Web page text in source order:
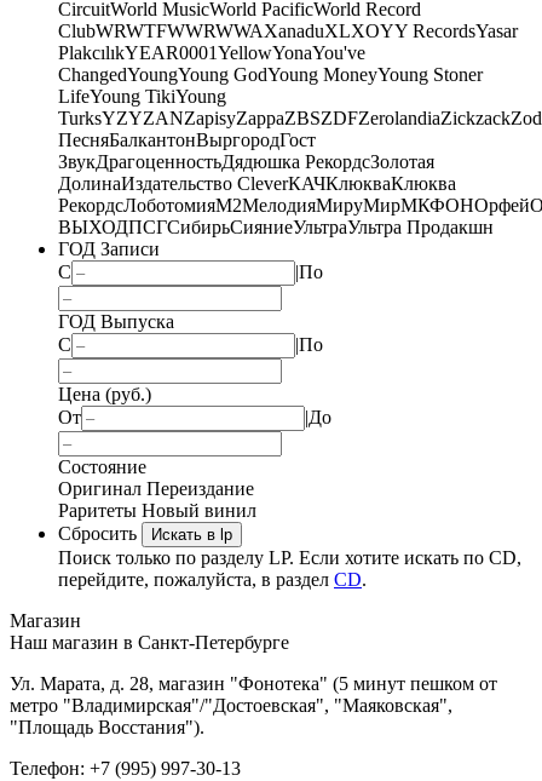
CircuitWorld MusicWorld PacificWorld Record
ClubWRWTFWWRWWAXanaduXLXOYY RecordsYasar
PlakcılıkYEAR0001YellowYonaYou've
ChangedYoungYoung GodYoung MoneyYoung Stoner
LifeYoung TikiYoung
TurksYZYZANZapisyZappaZBSZDFZerolandiaZickzack
ПесняБалкантонВыргородГост
ЗвукДрагоценностьДядюшка РекордсЗолотая
ДолинаИздательство CleverКАЧКлюкваКлюква
РекордсЛоботомияМ2МелодияМируМирМКФОНОрфей
ВЫХОДПСГСибирьСияниеУльтраУльтра Продакшн
ГОД Записи
С
|По
ГОД Выпуска
С
|По
Цена (руб.)
От
|До
Состояние
Оригинал Переиздание
Раритеты Новый винил
Сбросить
Искать в lp
Поиск только по разделу LP. Если хотите искать по CD,
перейдите, пожалуйста, в раздел CD.
Магазин
Наш магазин в Санкт-Петербурге
Ул. Марата, д. 28, магазин "Фонотека" (5 минут пешком от
метро "Владимирская"/"Достоевская", "Маяковская",
"Площадь Восстания").
Телефон: +7 (995) 997-30-13